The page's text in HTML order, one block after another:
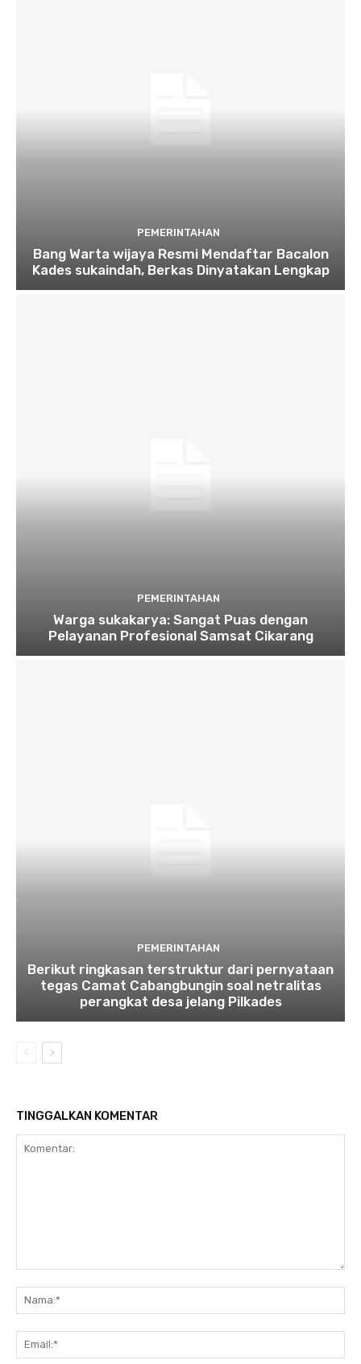
PEMERINTAHAN
Bang Warta wijaya Resmi Mendaftar Bacalon
Kades sukaindah, Berkas Dinyatakan Lengkap
PEMERINTAHAN
Warga sukakarya: Sangat Puas dengan
Pelayanan Profesional Samsat Cikarang
PEMERINTAHAN
Berikut ringkasan terstruktur dari pernyataan
tegas Camat Cabangbungin soal netralitas
perangkat desa jelang Pilkades
TINGGALKAN KOMENTAR